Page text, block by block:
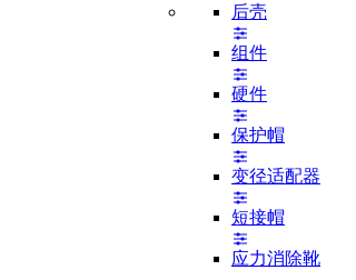
后壳
组件
硬件
保护帽
变径适配器
短接帽
应力消除靴